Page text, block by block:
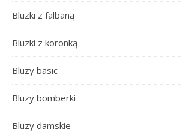
Bluzki z falbaną
Bluzki z koronką
Bluzy basic
Bluzy bomberki
Bluzy damskie